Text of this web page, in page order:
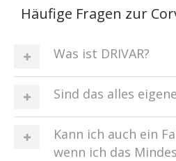
Häufige Fragen zur
Was ist DRIVAR?
Sind das alles
Kann ich auch ein
wenn ich das